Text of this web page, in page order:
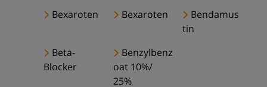
Bexaroten
Bexaroten
Bendamus
tin
Beta-
Blocker
Benzylbenz
oat 10%/
25%